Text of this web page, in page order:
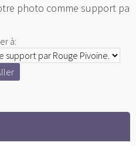
photo comme support pa
à: